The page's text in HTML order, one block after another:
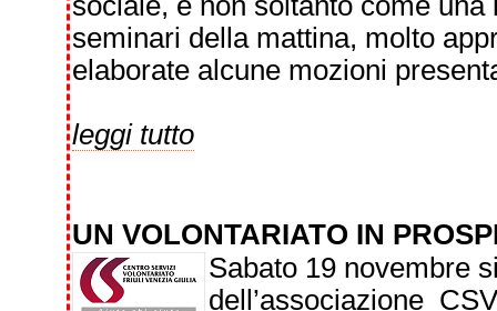
seminari della mattina, molto
elaborate alcune mozioni
leggi tutto
UN VOLONTARIATO IN
Sabato 19 novembre
dell’associazione